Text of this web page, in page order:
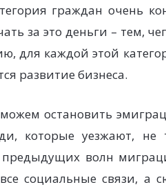
граждан очень
за это деньги – тем,
для каждой этой
развитие бизнеса.
остановить
которые уезжают, не
волн
социальные связи, а